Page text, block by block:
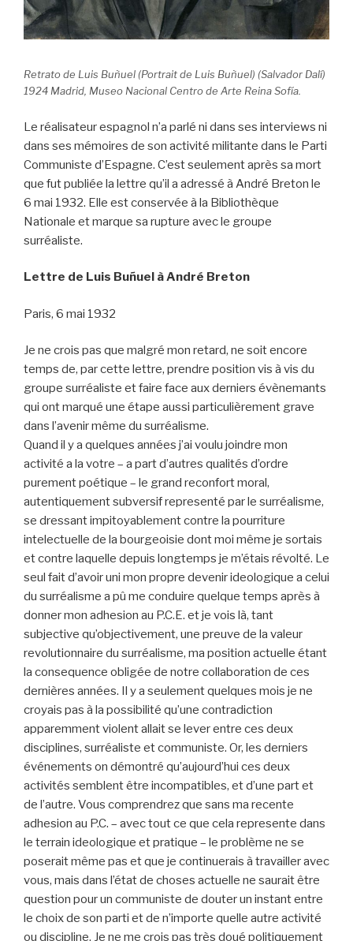
Retrato de Luis Buñuel (Portrait de Luis Buñuel) (Salvador Dalí)
1924 Madrid, Museo Nacional Centro de Arte Reina Sofía.
Le réalisateur espagnol n’a parlé ni dans ses interviews ni
dans ses mémoires de son activité militante dans le Parti
Communiste d’Espagne. C’est seulement après sa mort
que fut publiée la lettre qu’il a adressé à André Breton le
6 mai 1932. Elle est conservée à la Bibliothèque
Nationale et marque sa rupture avec le groupe
surréaliste.
Lettre de Luis Buñuel à André Breton
Paris, 6 mai 1932
Je ne crois pas que malgré mon retard, ne soit encore
temps de, par cette lettre, prendre position vis à vis du
groupe surréaliste et faire face aux derniers évènemants
qui ont marqué une étape aussi particulièrement grave
dans l’avenir même du surréalisme.
Quand il y a quelques années j’ai voulu joindre mon
activité a la votre – a part d’autres qualités d’ordre
purement poétique – le grand reconfort moral,
autentiquement subversif representé par le surréalisme,
se dressant impitoyablement contre la pourriture
intelectuelle de la bourgeoisie dont moi même je sortais
et contre laquelle depuis longtemps je m’étais révolté. Le
seul fait d’avoir uni mon propre devenir ideologique a celui
du surréalisme a pû me conduire quelque temps après à
donner mon adhesion au P.C.E. et je vois là, tant
subjective qu’objectivement, une preuve de la valeur
revolutionnaire du surréalisme, ma position actuelle étant
la consequence obligée de notre collaboration de ces
dernières années. Il y a seulement quelques mois je ne
croyais pas à la possibilité qu’une contradiction
apparemment violent allait se lever entre ces deux
disciplines, surréaliste et communiste. Or, les derniers
événements on démontré qu’aujourd’hui ces deux
activités semblent être incompatibles, et d’une part et
de l’autre. Vous comprendrez que sans ma recente
adhesion au P.C. – avec tout ce que cela represente dans
le terrain ideologique et pratique – le problème ne se
poserait même pas et que je continuerais à travailler avec
vous, mais dans l’état de choses actuelle ne saurait être
question pour un communiste de douter un instant entre
le choix de son parti et de n’importe quelle autre activité
ou discipline. Je ne me crois pas très doué politiquement